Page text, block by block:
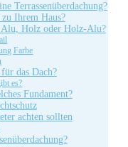
Terrassenüberdachung?
Ihrem Haus?
Alu, Holz oder Holz-Alu?
Farbe
das Dach?
es?
Fundament?
achten sollten